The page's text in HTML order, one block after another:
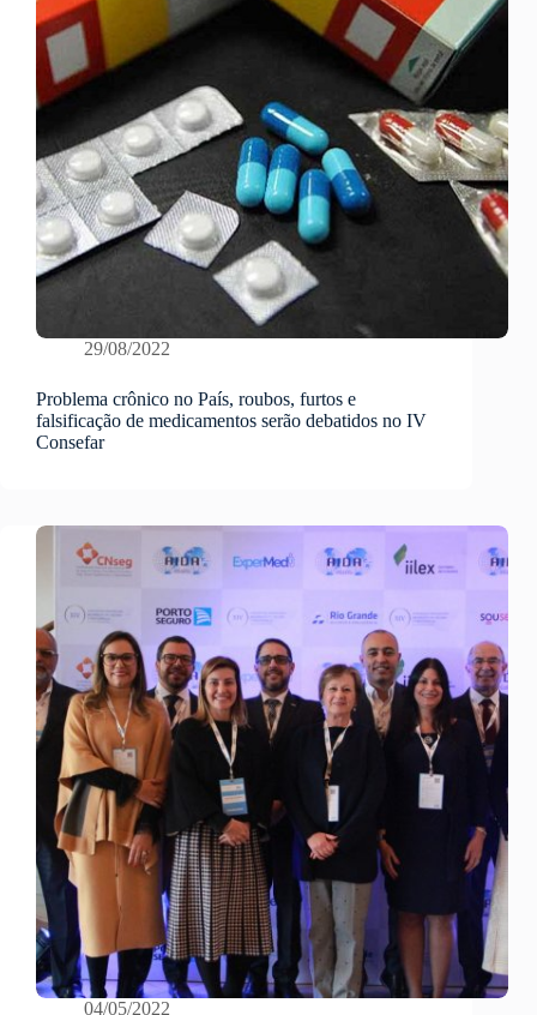
29/08/2022
Problema crônico no País, roubos, furtos e
falsificação de medicamentos serão debatidos no IV
Consefar
04/05/2022